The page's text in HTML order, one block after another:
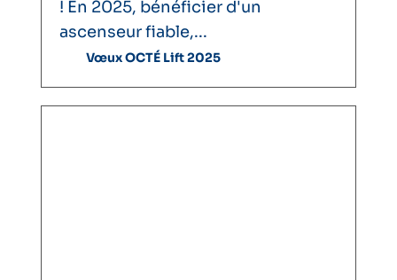
! En 2025, bénéficier d'un
ascenseur fiable,...
Vœux OCTÉ Lift 2025